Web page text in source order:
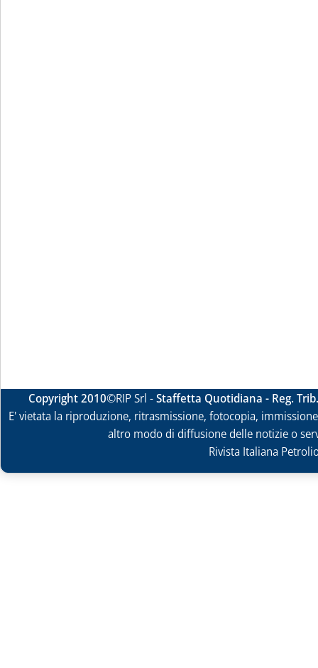
Copyright 2010©RIP Srl -Staffetta Quotidiana - Reg.
E' vietata la riproduzione, ritrasmissione, fotocopia,
altro modo di diffusione delle notizie o
Rivista Italiana